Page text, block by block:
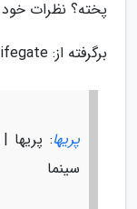
پخته؟ نظرات خود
برگرفته از: lifegate
پریها: پریها
سینما